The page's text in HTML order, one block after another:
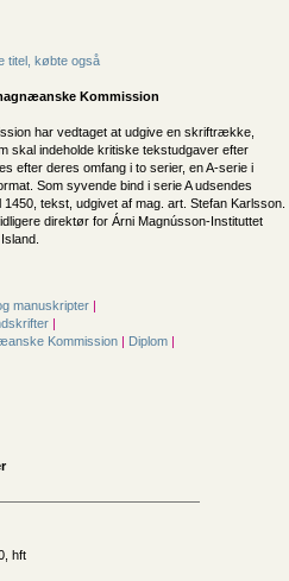
titel, købte også
Kommission
har vedtaget at udgive en skriftrække,
skal indeholde kritiske tekstudgaver efter
efter deres omfang i to serier, en A-serie i
Som syvende bind i serie A udsendes
tekst, udgivet af mag. art. Stefan Karlsson.
direktør for Árni Magnússon-Instituttet
manuskripter |
|
Kommission | Diplom |
hft